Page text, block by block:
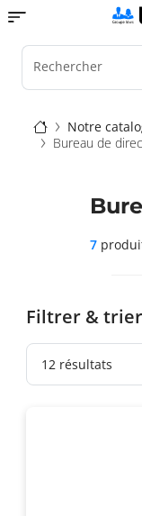
Aller
au
contenu
principal
Toggle navigation
Rechercher
Fil
d'Ariane
Notre
Bureau de
Filtrer & trier
7